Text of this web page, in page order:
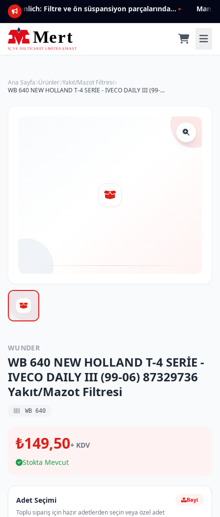
Mannlich: Filtre ve ön süspansiyon parçalarında genişleyen ürün yelpazesiyle kalite ve güven.
Ana Sayfa Ürünler Yakıt/Mazot Filtresi
WB 640 NEW HOLLAND T-4 SERİE - IVECO DAILY III (99-06) 87329736 Yakıt/Mazot Filtresi
WUNDER
WB 640 NEW HOLLAND T-4 SERİE -
IVECO DAILY III (99-06) 87329736
Yakıt/Mazot Filtresi
WB 640
₺149,50+ KDV
Stokta Mevcut
Adet Seçimi
Toplu sipariş için hazır adetlerden seçin veya özel adet
Bayi